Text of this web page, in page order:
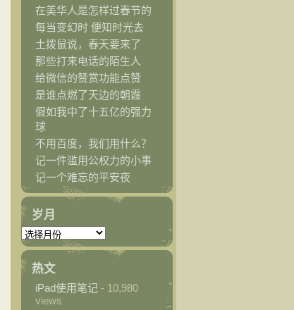
在美华人是怎样过春节的
每当变幻时 便知时光去
土拨鼠说，春天要来了
那些打来电话的陌生人
给微信的赞赏功能点赞
是谁点燃了天边的朝霞
假如我中了十五亿的强力
球
不用百度，我们用什么？
记一件滥用公权力的小事
记一个难忘的平安夜
岁月
热文
iPad使用笔记 - 10,980
views